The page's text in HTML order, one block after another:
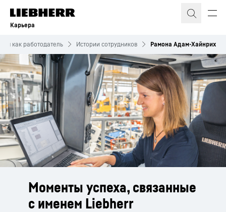
Карьера
Мы как работодатель Истории сотрудников Рамона Адам-Хайнрих
Моменты успеха, связанные
с именем Liebherr